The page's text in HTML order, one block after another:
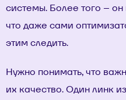
системы. Более того –
что даже сами
этим следить.
Нужно понимать, что
их качество. Один линк